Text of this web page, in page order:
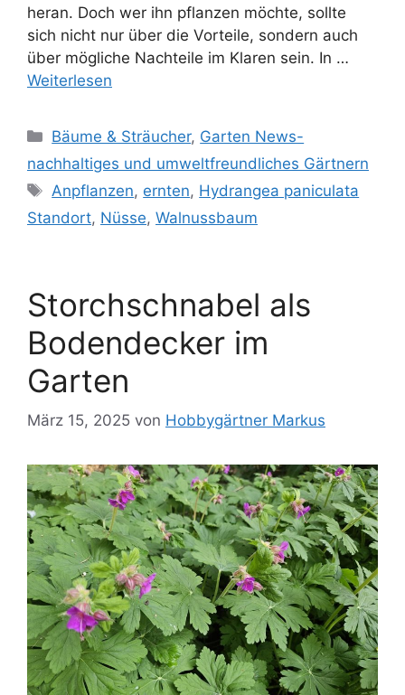
heran. Doch wer ihn pflanzen möchte, sollte
sich nicht nur über die Vorteile, sondern auch
über mögliche Nachteile im Klaren sein. In …
Weiterlesen
Kategorien
Bäume & Sträucher, Garten News-
nachhaltiges und umweltfreundliches Gärtnern
Schlagwörter
Anpflanzen, ernten, Hydrangea paniculata
Standort, Nüsse, Walnussbaum
Storchschnabel als
Bodendecker im
Garten
März 15, 2025 von Hobbygärtner Markus